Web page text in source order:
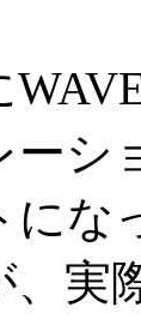
ーシ
に
、実